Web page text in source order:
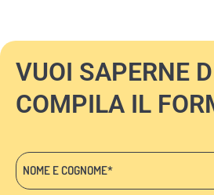
VUOI SAPERNE
COMPILA IL
Nome
e